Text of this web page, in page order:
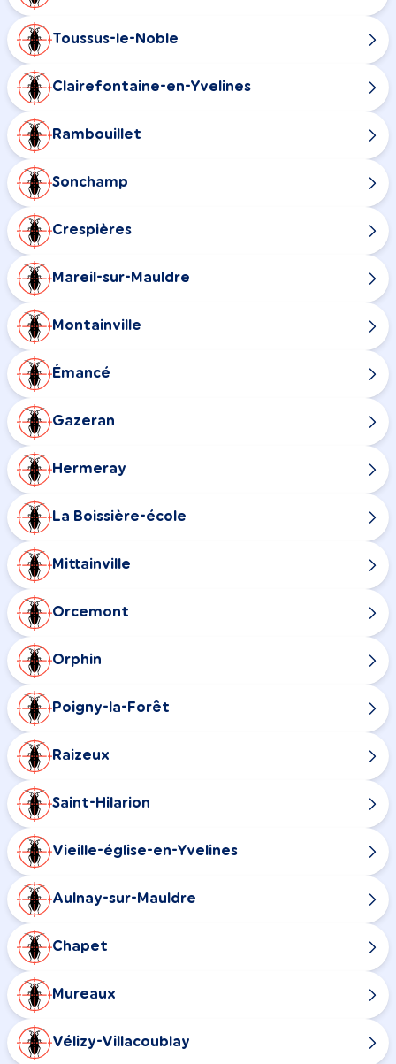
Toussus-le-Noble
Clairefontaine-en-Yvelines
Rambouillet
Sonchamp
Crespières
Mareil-sur-Mauldre
Montainville
Émancé
Gazeran
Hermeray
La Boissière-école
Mittainville
Orcemont
Orphin
Poigny-la-Forêt
Raizeux
Saint-Hilarion
Vieille-église-en-Yvelines
Aulnay-sur-Mauldre
Chapet
Mureaux
Vélizy-Villacoublay